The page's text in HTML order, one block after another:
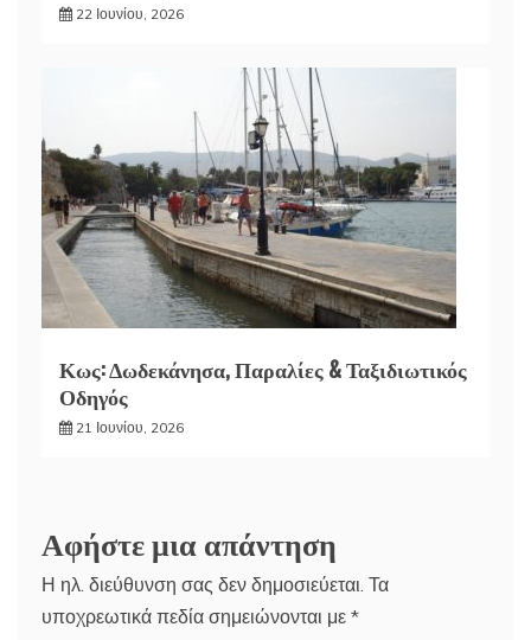
22 Ιουνίου, 2026
Κως: Δωδεκάνησα, Παραλίες & Ταξιδιωτικός
Οδηγός
21 Ιουνίου, 2026
Αφήστε μια απάντηση
Η ηλ. διεύθυνση σας δεν δημοσιεύεται. Τα
υποχρεωτικά πεδία σημειώνονται με *